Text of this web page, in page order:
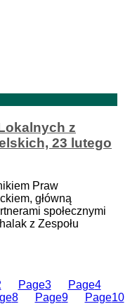
z
23 lutego
Praw
główną
społecznymi
z Zespołu
Page3 Page4
8 Page9 Page10